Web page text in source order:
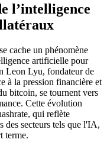
l’intelligence
cache un phénomène
artificielle pour
Leon Lyu, fondateur de
à la pression financière et
bitcoin, se tournent vers
Cette évolution
qui reflète
des secteurs tels que l'IA,
terme.